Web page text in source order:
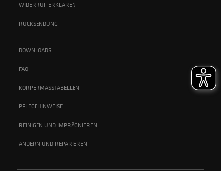
WIDERRUF ERKLÄREN
RÜCKSENDUNG
DOWNLOADS
FAQ
KÖRPERMASSTABELLEN
PFLEGEHINWEISE
REINIGEN UND IMPRÄGNIEREN
ÄNDERN UND REPARIEREN